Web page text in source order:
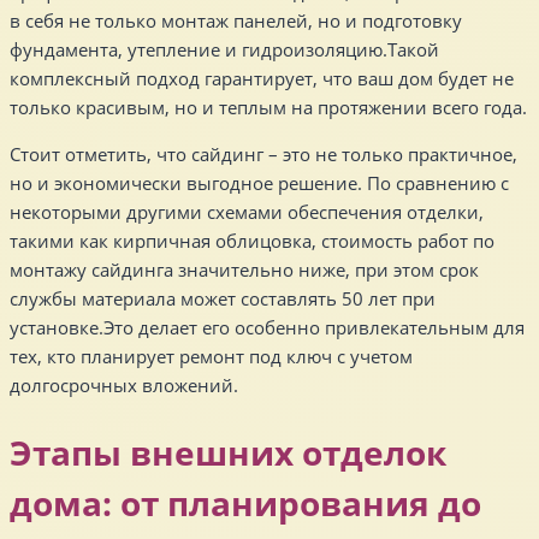
в себя не только монтаж панелей, но и подготовку
фундамента, утепление и гидроизоляцию.Такой
комплексный подход гарантирует, что ваш дом будет не
только красивым, но и теплым на протяжении всего года.
Стоит отметить, что сайдинг – это не только практичное,
но и экономически выгодное решение. По сравнению с
некоторыми другими схемами обеспечения отделки,
такими как кирпичная облицовка, стоимость работ по
монтажу сайдинга значительно ниже, при этом срок
службы материала может составлять 50 лет при
установке.Это делает его особенно привлекательным для
тех, кто планирует ремонт под ключ с учетом
долгосрочных вложений.
Этапы внешних отделок
дома: от планирования до